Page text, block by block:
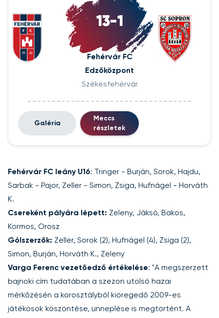
13-1
Fehérvár FC
Edzőközpont
Székesfehérvár
Galéria
Meccs
részletek
Fehérvár FC leány U16: Tringer - Burján, Sorok, Hajdu,
Sarbak - Pajor, Zeller - Simon, Zsiga, Hufnágel - Horváth
K.
Csereként pályára lépett: Zeleny, Jáksó, Bakos,
Kormos, Orosz
Gólszerzők: Zeller, Sorok (2), Hufnágel (4), Zsiga (2),
Simon, Burján, Horváth K., Zeleny
Varga Ferenc vezetőedző értékelése: "A megszerzett
bajnoki cím tudatában a szezon utolsó hazai
mérkőzésén a korosztályból kiöregedő 2009-es
játékosok köszöntése, ünneplése is megtörtént. A